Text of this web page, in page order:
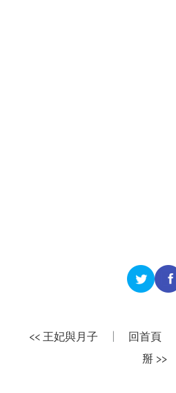
<< 王妃與月子 回首頁
掰 >>